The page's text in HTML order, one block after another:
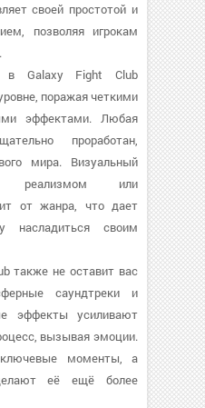
своей простотой и
позволяя игрокам
в Galaxy Fight Club
поражая четкими
эффектами. Любая
проработан,
мира. Визуальный
реализмом или
от жанра, что дает
насладиться своим
также не оставит вас
саундтреки и
эффекты усиливают
вызывая эмоции.
моменты, а
её ещё более